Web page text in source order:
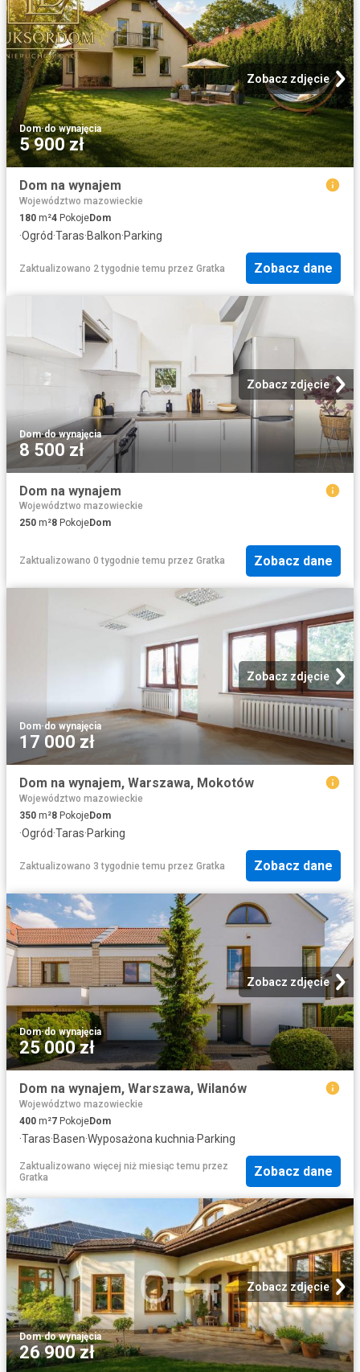
Zobacz zdjęcie
Dom·do wynajęcia
5 900 zł
Dom na wynajem
Województwo mazowieckie
180 m²4 PokojeDom
·Ogród·Taras·Balkon·Parking
Zaktualizowano 2 tygodnie temu przez Gratka Zobacz dane
Zobacz zdjęcie
Dom·do wynajęcia
8 500 zł
Dom na wynajem
Województwo mazowieckie
250 m²8 PokojeDom
Zaktualizowano 0 tygodnie temu przez Gratka Zobacz dane
Zobacz zdjęcie
Dom·do wynajęcia
17 000 zł
Dom na wynajem, Warszawa, Mokotów
Województwo mazowieckie
350 m²8 PokojeDom
·Ogród·Taras·Parking
Zaktualizowano 3 tygodnie temu przez Gratka Zobacz dane
Zobacz zdjęcie
Dom·do wynajęcia
25 000 zł
Dom na wynajem, Warszawa, Wilanów
Województwo mazowieckie
400 m²7 PokojeDom
·Taras·Basen·Wyposażona kuchnia·Parking
Zaktualizowano więcej niż miesiąc temu przez
Gratka
Zobacz dane
Zobacz zdjęcie
Dom·do wynajęcia
26 900 zł